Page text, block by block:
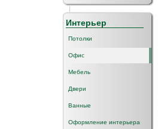
Интерьер
Потолки
Офис
Мебель
Двери
Ванные
Оформление интерьера